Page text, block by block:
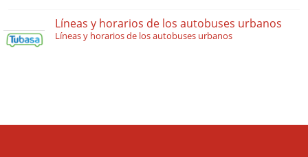
Líneas y horarios de los autobuses urbanos
Líneas y horarios de los autobuses urbanos